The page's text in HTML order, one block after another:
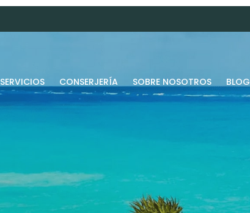
SERVICIOS CONSERJERÍA SOBRE NOSOTROS BLOG